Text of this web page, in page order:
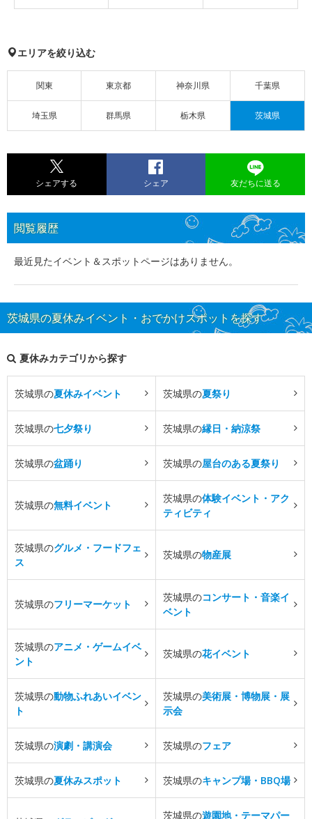
エリアを絞り込む
関東 東京都 神奈川県 千葉県
埼玉県 群馬県 栃木県 茨城県
シェアする シェア 友だちに送る
閲覧履歴
最近見たイベント＆スポットページはありません。
茨城県の夏休みイベント・おでかけスポットを探す
夏休みカテゴリから探す
茨城県の夏休みイベント 茨城県の夏祭り
茨城県の七夕祭り 茨城県の縁日・納涼祭
茨城県の盆踊り 茨城県の屋台のある夏祭り
茨城県の無料イベント
茨城県の体験イベント・アク
ティビティ
茨城県のグルメ・フードフェ
ス
茨城県の物産展
茨城県のフリーマーケット
茨城県のコンサート・音楽イ
ベント
茨城県のアニメ・ゲームイベ
ント
茨城県の花イベント
茨城県の動物ふれあいイベン
ト
茨城県の美術展・博物展・展
示会
茨城県の演劇・講演会 茨城県のフェア
茨城県の夏休みスポット 茨城県のキャンプ場・BBQ場
茨城県の遊園地・テーマパー